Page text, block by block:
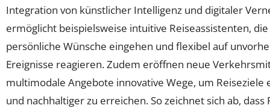
Integration von künstlicher Intelligenz und digitaler
ermöglicht beispielsweise intuitive Reiseassistenten,
persönliche Wünsche eingehen und flexibel auf
Ereignisse reagieren. Zudem eröffnen neue
multimodale Angebote innovative Wege, um Reiseziele
und nachhaltiger zu erreichen. So zeichnet sich ab, dass